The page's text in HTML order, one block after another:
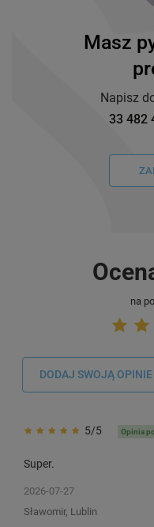
Masz
Napisz
33 482
na
DODAJ SWOJĄ OPINIE
5/5 Opinia
Super.
2026-07-27
Sławomir, Lublin